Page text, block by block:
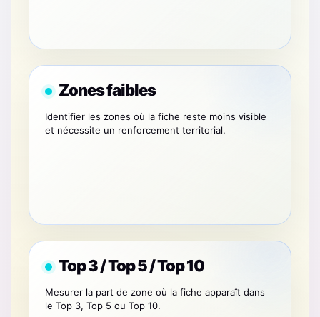
Zones faibles
Identifier les zones où la fiche reste moins visible
et nécessite un renforcement territorial.
Top 3 / Top 5 / Top 10
Mesurer la part de zone où la fiche apparaît dans
le Top 3, Top 5 ou Top 10.